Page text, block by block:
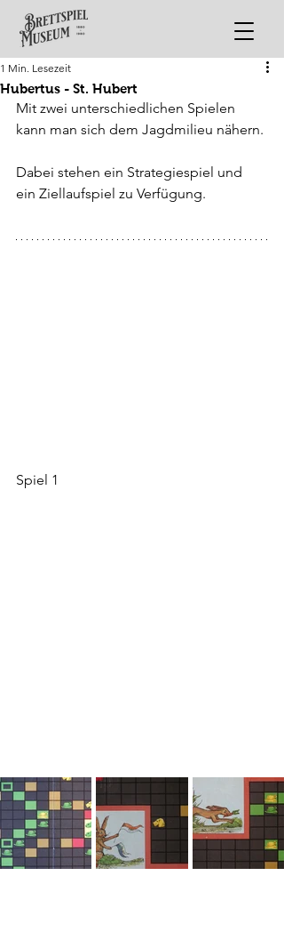
Hubertus - St. Hubert
1 Min. Lesezeit
Mit zwei unterschiedlichen Spielen
kann man sich dem Jagdmilieu nähern.
Dabei stehen ein Strategiespiel und
ein Ziellaufspiel zu Verfügung.
Spiel 1